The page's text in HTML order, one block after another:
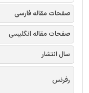
صفحات مقاله فارسی
صفحات مقاله انگلیسی
سال انتشار
رفرنس